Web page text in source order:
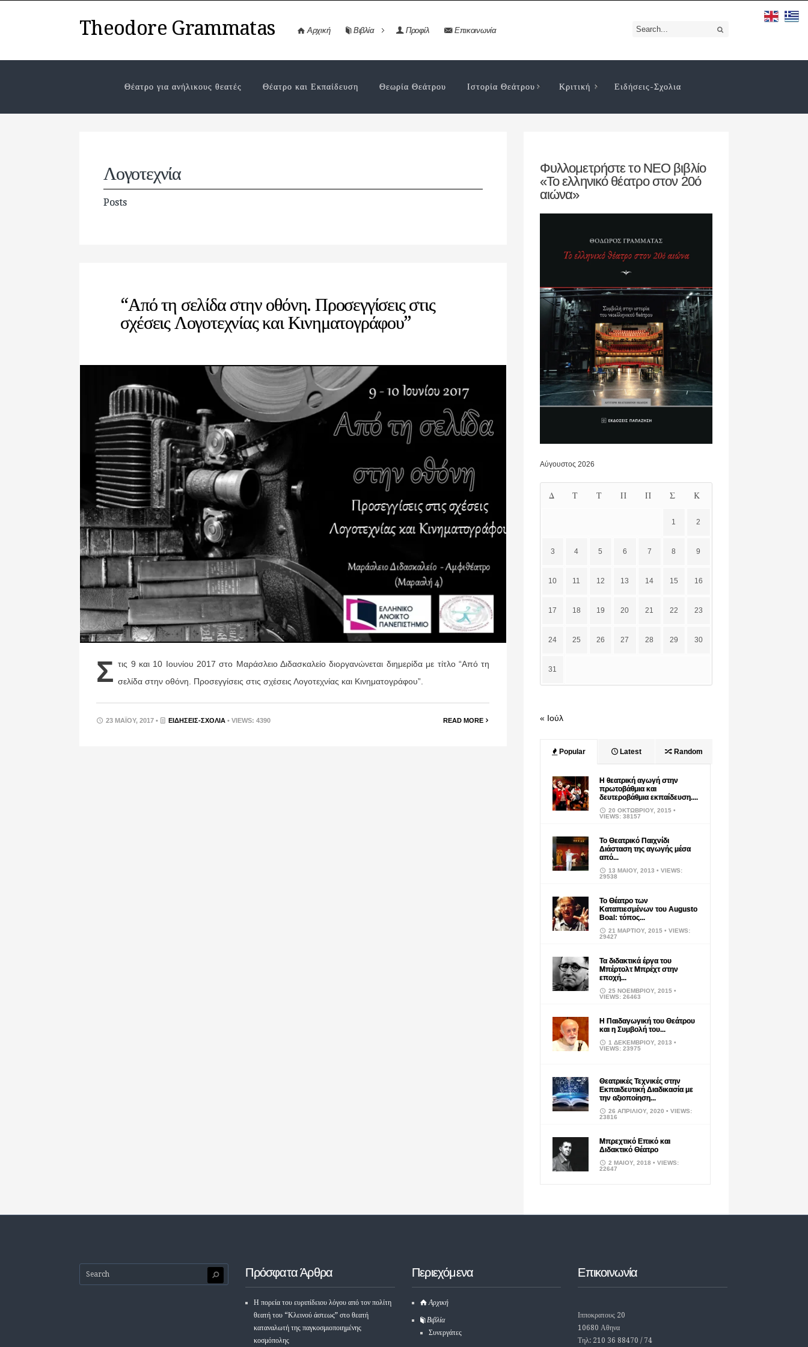
Theodore Grammatas Αρχική Βιβλία Προφίλ Επικοινωνία
Θέατρο για ανήλικους θεατές Θέατρο και Εκπαίδευση Θεωρία Θεάτρου Ιστορία Θεάτρου Κριτική Ειδήσεις-Σχολια
Λογοτεχνία
Posts
“Από τη σελίδα στην οθόνη. Προσεγγίσεις στις
σχέσεις Λογοτεχνίας και Κινηματογράφου”
Σ τις 9 και 10 Ιουνίου 2017 στο Μαράσλειο Διδασκαλείο διοργανώνεται διημερίδα με τίτλο “Από τη
σελίδα στην οθόνη. Προσεγγίσεις στις σχέσεις Λογοτεχνίας και Κινηματογράφου”.
23 ΜΑΪ́ΟΥ, 2017 • ΕΙΔΉΣΕΙΣ-ΣΧΟΛΙΑ • VIEWS: 4390 READ MORE
Φυλλομετρήστε το ΝΕΟ βιβλίο
«Το ελληνικό θέατρο στον 20ό
αιώνα»
Αύγουστος 2026
Δ Τ Τ Π Π Σ Κ
1 2
3 4 5 6 7 8 9
10 11 12 13 14 15 16
17 18 19 20 21 22 23
24 25 26 27 28 29 30
31
« Ιούλ
Popular Latest Random
Η θεατρική αγωγή στην
πρωτοβάθμια και
δευτεροβάθμια εκπαίδευση....
20 ΟΚΤΩΒΡΊΟΥ, 2015 •
VIEWS: 38157
Το Θεατρικό Παιχνίδι
Διάσταση της αγωγής μέσα
από...
13 ΜΑΪ́ΟΥ, 2013 • VIEWS:
29538
Το Θέατρο των
Καταπιεσμένων του Augusto
Boal: τόπος...
21 ΜΑΡΤΊΟΥ, 2015 • VIEWS:
29427
Τα διδακτικά έργα του
Μπέρτολτ Μπρέχτ στην
εποχή...
25 ΝΟΕΜΒΡΊΟΥ, 2015 •
VIEWS: 26463
Η Παιδαγωγική του Θεάτρου
και η Συμβολή του...
1 ΔΕΚΕΜΒΡΊΟΥ, 2013 •
VIEWS: 23975
Θεατρικές Τεχνικές στην
Εκπαιδευτική Διαδικασία με
την αξιοποίηση...
26 ΑΠΡΙΛΊΟΥ, 2020 • VIEWS:
23816
Μπρεχτικό Επικό και
Διδακτικό Θέατρο
2 ΜΑΪ́ΟΥ, 2018 • VIEWS:
22647
Πρόσφατα Άρθρα
Η πορεία του ευριπίδειου λόγου από τον πολίτη
θεατή του “Κλεινού άστεως” στο θεατή
καταναλωτή της παγκοσμιοποιημένης
κοσμόπολης
Περιεχόμενα
Αρχική
Βιβλία
Συνεργάτες
Επικοινωνία
Ιπποκρατους 20
10680 Αθηνα
Τηλ: 210 36 88470 / 74